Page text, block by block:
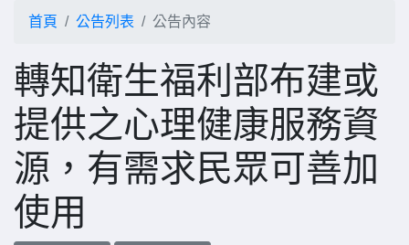
首頁 公告列表 公告內容
轉知衛生福利部布建或
提供之心理健康服務資
源，有需求民眾可善加
使用